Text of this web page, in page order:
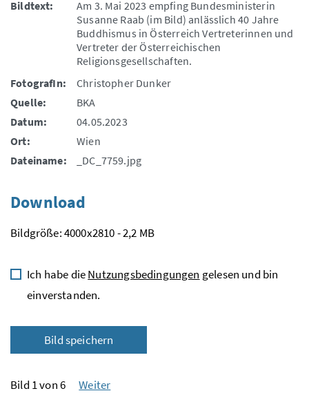
Bildtext:
Am 3. Mai 2023 empfing Bundesministerin
Susanne Raab (im Bild) anlässlich 40 Jahre
Buddhismus in Österreich Vertreterinnen und
Vertreter der Österreichischen
Religionsgesellschaften.
FotografIn:
Christopher Dunker
Quelle:
BKA
Datum:
04.05.2023
Ort:
Wien
Dateiname:
_DC_7759.jpg
Download
Bildgröße: 4000x2810 - 2,2 MB
Ich habe dieNutzungsbedingungen gelesen und bin
einverstanden.
Bild speichern
Bild 1 von 6 Weiter